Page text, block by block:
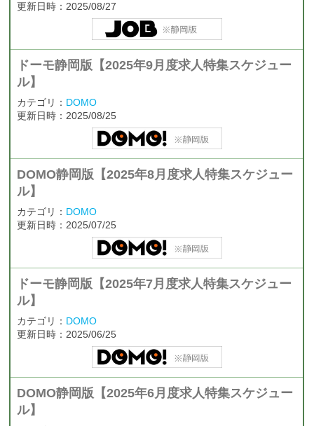
更新日時：2025/08/27
ドーモ静岡版【2025年9月度求人特集スケジュー
ル】
カテゴリ： DOMO
更新日時：2025/08/25
DOMO静岡版【2025年8月度求人特集スケジュー
ル】
カテゴリ： DOMO
更新日時：2025/07/25
ドーモ静岡版【2025年7月度求人特集スケジュー
ル】
カテゴリ： DOMO
更新日時：2025/06/25
DOMO静岡版【2025年6月度求人特集スケジュー
ル】